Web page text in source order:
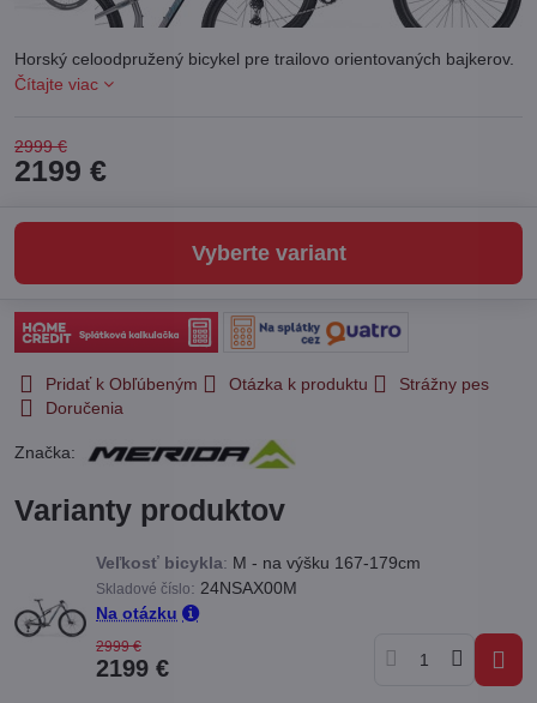
Horský celoodpružený bicykel pre trailovo orientovaných bajkerov.
Čítajte viac
2999 €
2199 €
Vyberte variant
Pridať k Obľúbeným Otázka k produktu
Strážny pes
Doručenia
Značka:
Varianty produktov
Veľkosť bicykla: M - na výšku 167-179cm
Skladové číslo: 24NSAX00M
Na otázku
2999 €
2199 €